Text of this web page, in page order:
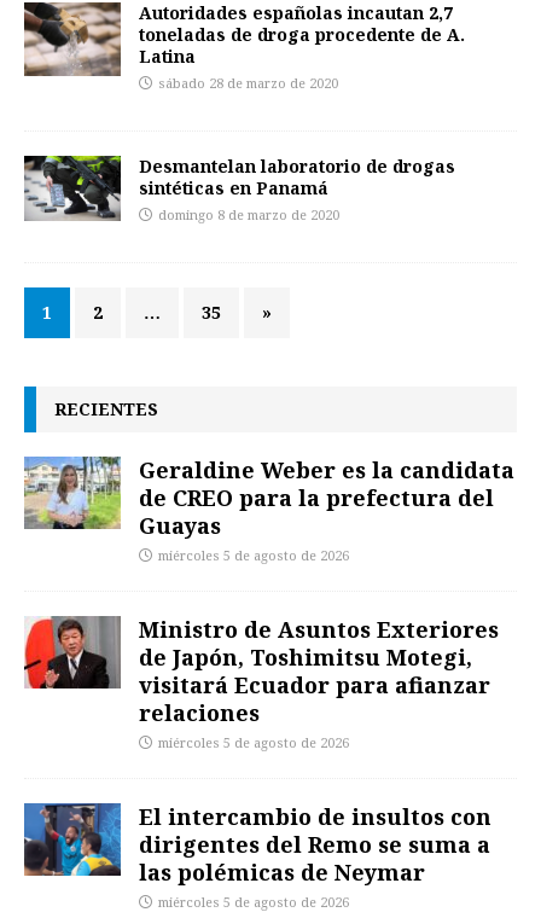
Autoridades españolas incautan 2,7
toneladas de droga procedente de A.
Latina
sábado 28 de marzo de 2020
Desmantelan laboratorio de drogas
sintéticas en Panamá
domingo 8 de marzo de 2020
1 2 … 35 »
RECIENTES
Geraldine Weber es la candidata
de CREO para la prefectura del
Guayas
miércoles 5 de agosto de 2026
Ministro de Asuntos Exteriores
de Japón, Toshimitsu Motegi,
visitará Ecuador para afianzar
relaciones
miércoles 5 de agosto de 2026
El intercambio de insultos con
dirigentes del Remo se suma a
las polémicas de Neymar
miércoles 5 de agosto de 2026